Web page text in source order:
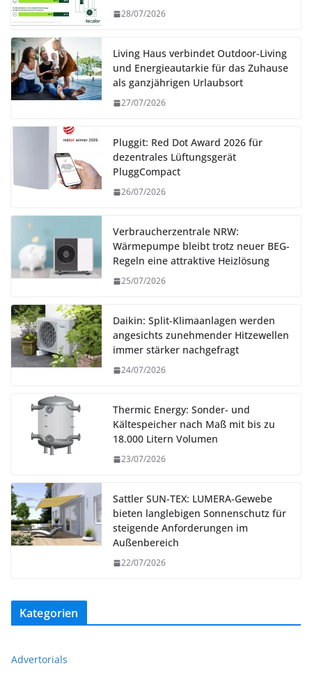
28/07/2026
Living Haus verbindet Outdoor-Living
und Energieautarkie für das Zuhause
als ganzjährigen Urlaubsort
27/07/2026
Pluggit: Red Dot Award 2026 für
dezentrales Lüftungsgerät
PluggCompact
26/07/2026
Verbraucherzentrale NRW:
Wärmepumpe bleibt trotz neuer BEG-
Regeln eine attraktive Heizlösung
25/07/2026
Daikin: Split-Klimaanlagen werden
angesichts zunehmender Hitzewellen
immer stärker nachgefragt
24/07/2026
Thermic Energy: Sonder- und
Kältespeicher nach Maß mit bis zu
18.000 Litern Volumen
23/07/2026
Sattler SUN-TEX: LUMERA-Gewebe
bieten langlebigen Sonnenschutz für
steigende Anforderungen im
Außenbereich
22/07/2026
Kategorien
Advertorials